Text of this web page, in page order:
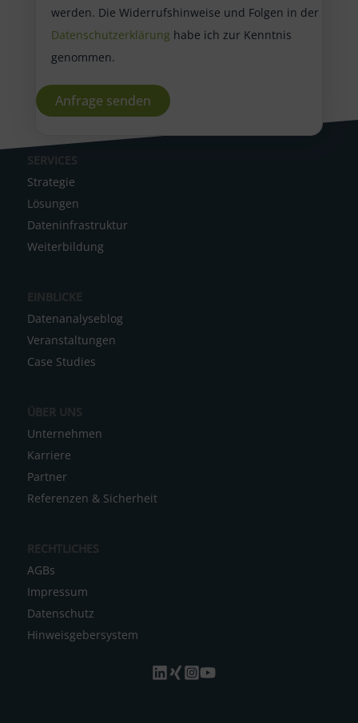
werden. Die Widerrufshinweise und Folgen in der
Datenschutzerklärung habe ich zur Kenntnis
genommen.
A
l
t
i
v
e
SERVICES
Strategie
Lösungen
Dateninfrastruktur
Weiterbildung
EINBLICKE
Datenanalyseblog
Veranstaltungen
Case Studies
ÜBER UNS
Unternehmen
Karriere
Partner
Referenzen & Sicherheit
RECHTLICHES
AGBs
Impressum
Datenschutz
Hinweisgebersystem